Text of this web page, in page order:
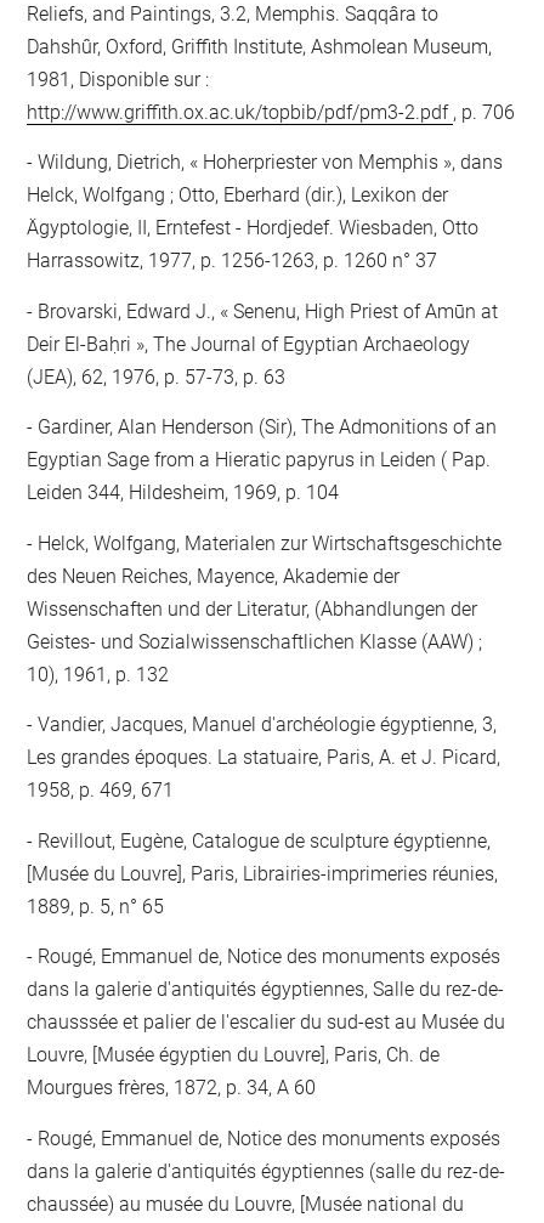
Reliefs, and Paintings, 3.2, Memphis. Saqqâra to
Dahshûr, Oxford, Griffith Institute, Ashmolean Museum,
1981, Disponible sur :
http://www.griffith.ox.ac.uk/topbib/pdf/pm3-2.pdf , p. 706
Wildung, Dietrich, « Hoherpriester von Memphis », dans
Helck, Wolfgang ; Otto, Eberhard (dir.), Lexikon der
Ägyptologie, II, Erntefest - Hordjedef. Wiesbaden, Otto
Harrassowitz, 1977, p. 1256-1263, p. 1260 n° 37
Brovarski, Edward J., « Senenu, High Priest of Amūn at
Deir El-Baḥri », The Journal of Egyptian Archaeology
(JEA), 62, 1976, p. 57-73, p. 63
Gardiner, Alan Henderson (Sir), The Admonitions of an
Egyptian Sage from a Hieratic papyrus in Leiden ( Pap.
Leiden 344, Hildesheim, 1969, p. 104
Helck, Wolfgang, Materialen zur Wirtschaftsgeschichte
des Neuen Reiches, Mayence, Akademie der
Wissenschaften und der Literatur, (Abhandlungen der
Geistes- und Sozialwissenschaftlichen Klasse (AAW) ;
10), 1961, p. 132
Vandier, Jacques, Manuel d'archéologie égyptienne, 3,
Les grandes époques. La statuaire, Paris, A. et J. Picard,
1958, p. 469, 671
Revillout, Eugène, Catalogue de sculpture égyptienne,
[Musée du Louvre], Paris, Librairies-imprimeries réunies,
1889, p. 5, n° 65
Rougé, Emmanuel de, Notice des monuments exposés
dans la galerie d'antiquités égyptiennes, Salle du rez-de-
chausssée et palier de l'escalier du sud-est au Musée du
Louvre, [Musée égyptien du Louvre], Paris, Ch. de
Mourgues frères, 1872, p. 34, A 60
Rougé, Emmanuel de, Notice des monuments exposés
dans la galerie d'antiquités égyptiennes (salle du rez-de-
chaussée) au musée du Louvre, [Musée national du